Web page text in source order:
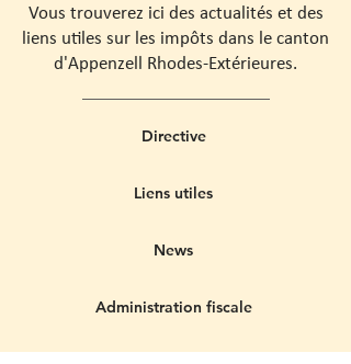
Vous trouverez ici des actualités et des
liens utiles sur les impôts dans le canton
d'Appenzell Rhodes-Extérieures.
Directive
Liens utiles
News
Administration fiscale